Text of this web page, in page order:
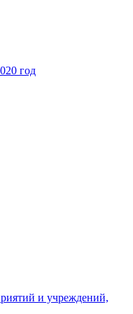
год
и учреждений,